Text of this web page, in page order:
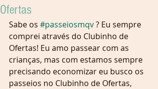
Ofertas
Sabe os #passeiosmqv ? Eu sempre
comprei através do Clubinho de
Ofertas! Eu amo passear com as
crianças, mas com estamos sempre
precisando economizar eu busco os
passeios no Clubinho de Ofertas,